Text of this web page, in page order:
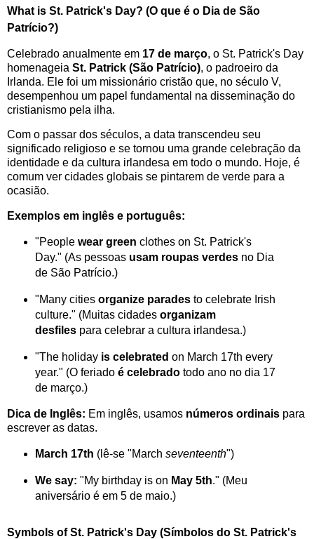
What is St. Patrick's Day? (O que é o Dia de São
Patrício?)
Celebrado anualmente em 17 de março, o St. Patrick's Day
homenageia St. Patrick (São Patrício), o padroeiro da
Irlanda. Ele foi um missionário cristão que, no século V,
desempenhou um papel fundamental na disseminação do
cristianismo pela ilha.
Com o passar dos séculos, a data transcendeu seu
significado religioso e se tornou uma grande celebração da
identidade e da cultura irlandesa em todo o mundo. Hoje, é
comum ver cidades globais se pintarem de verde para a
ocasião.
Exemplos em inglês e português:
"People wear green clothes on St. Patrick's
Day." (As pessoas usam roupas verdesno Dia
de São Patrício.)
"Many cities organize paradesto celebrate Irish
culture." (Muitas cidades organizam
desfilespara celebrar a cultura irlandesa.)
"The holiday is celebrated on March 17th every
year." (O feriado é celebradotodo ano no dia 17
de março.)
Dica de Inglês: Em inglês, usamos números ordinais para
escrever as datas.
March 17th (lê-se "March seventeenth")
We say: "My birthday is on May 5th." (Meu
aniversário é em 5 de maio.)
Symbols of St. Patrick's Day (Símbolos do St. Patrick's